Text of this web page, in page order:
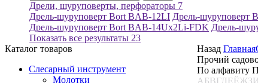
Дрели, шуруповерты, перфораторы 7
Дрель-шуруповерт Bort BAB-12LI Дрель-шуруповерт
Дрель-шуруповерт Bort BAB-14Ux2Li-FDK Дрель-
Показать все результаты 23
Каталог товаров
Слесарный инструмент
Молотки
Назад Главная
Прочий
По алфавиту
АБВГДЕЁЖЗ